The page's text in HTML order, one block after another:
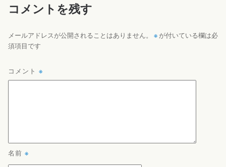
コメントを残す
メールアドレスが公開されることはありません。 ※ が付いている欄は必
須項目です
コメント ※
名前 ※